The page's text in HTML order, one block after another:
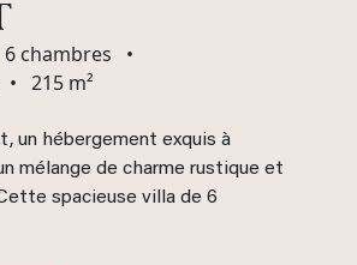
6 chambres
•
• 215 m²
un hébergement exquis à
mélange de charme rustique et
spacieuse villa de 6